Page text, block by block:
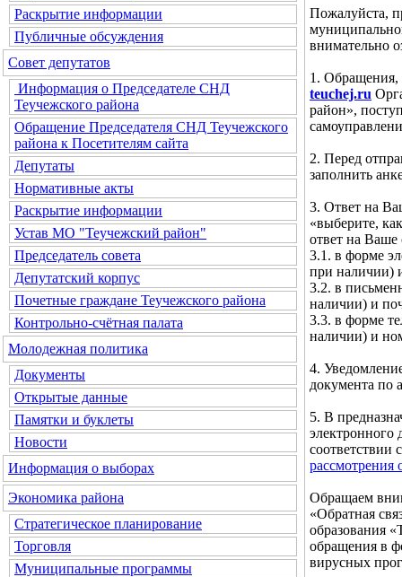
Раскрытие информации
Публичные обсуждения
Совет депутатов
Информация о Председателе СНД
Теучежского района
Обращение Председателя СНД Теучежского
района к Посетителям сайта
Депутаты
Нормативные акты
Раскрытие информации
Устав МО "Теучежский район"
Председатель совета
Депутатский корпус
Почетные граждане Теучежского района
Контрольно-счётная палата
Молодежная политика
Документы
Открытые данные
Памятки и буклеты
Новости
Информация о выборах
Экономика района
Стратегическое планирование
Торговля
Муниципальные программы
Пожалуйста,
внимательно
1. Обращения,
teuchej.ru
район»,
2. Перед
заполнить
3. Ответ на
«выберите,
ответ на
3.1. в форме
при наличии)
3.2. в
наличии) и
3.3. в форме
наличии) и
4.
документа по
5. В
электронного
соответствии
Обращаем
«Обратная
образования
обращения в
вирусных